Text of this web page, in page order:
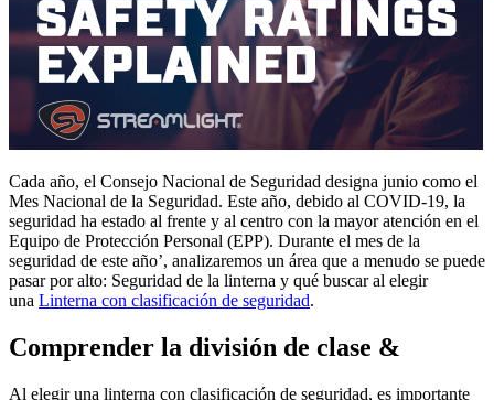
Cada año, el Consejo Nacional de Seguridad designa junio como el
Mes Nacional de la Seguridad. Este año, debido al COVID-19, la
seguridad ha estado al frente y al centro con la mayor atención en el
Equipo de Protección Personal (EPP). Durante el mes de la
seguridad de este año’, analizaremos un área que a menudo se puede
pasar por alto: Seguridad de la linterna y qué buscar al elegir
una Linterna con clasificación de seguridad.
Comprender la división de clase &
Al elegir una linterna con clasificación de seguridad, es importante